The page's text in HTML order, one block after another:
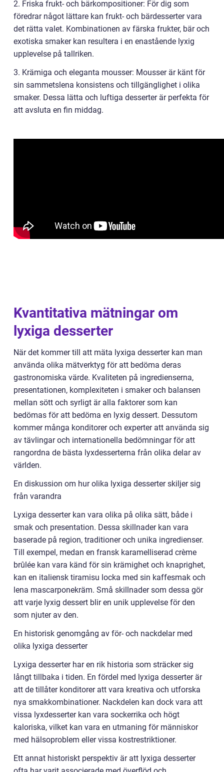
2. Friska frukt- och bärkompositioner: För dig som
föredrar något lättare kan frukt- och bärdesserter vara
det rätta valet. Kombinationen av färska frukter, bär och
exotiska smaker kan resultera i en enastående lyxig
upplevelse på tallriken.
3. Krämiga och eleganta mousser: Mousser är känt för
sin sammetslena konsistens och tillgänglighet i olika
smaker. Dessa lätta och luftiga desserter är perfekta för
att avsluta en fin middag.
Kvantitativa mätningar om
lyxiga desserter
När det kommer till att mäta lyxiga desserter kan man
använda olika mätverktyg för att bedöma deras
gastronomiska värde. Kvaliteten på ingredienserna,
presentationen, komplexiteten i smaker och balansen
mellan sött och syrligt är alla faktorer som kan
bedömas för att bedöma en lyxig dessert. Dessutom
kommer många konditorer och experter att använda sig
av tävlingar och internationella bedömningar för att
rangordna de bästa lyxdesserterna från olika delar av
världen.
En diskussion om hur olika lyxiga desserter skiljer sig
från varandra
Lyxiga desserter kan vara olika på olika sätt, både i
smak och presentation. Dessa skillnader kan vara
baserade på region, traditioner och unika ingredienser.
Till exempel, medan en fransk karamelliserad crème
brûlée kan vara känd för sin krämighet och knaprighet,
kan en italiensk tiramisu locka med sin kaffesmak och
lena mascarponekräm. Små skillnader som dessa gör
att varje lyxig dessert blir en unik upplevelse för den
som njuter av den.
En historisk genomgång av för- och nackdelar med
olika lyxiga desserter
Lyxiga desserter har en rik historia som sträcker sig
långt tillbaka i tiden. En fördel med lyxiga desserter är
att de tillåter konditorer att vara kreativa och utforska
nya smakkombinationer. Nackdelen kan dock vara att
vissa lyxdesserter kan vara sockerrika och högt
kaloriska, vilket kan vara en utmaning för människor
med hälsoproblem eller vissa kostrestriktioner.
Ett annat historiskt perspektiv är att lyxiga desserter